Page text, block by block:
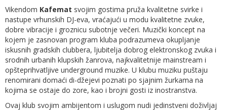
Vikendom Kafemat svojim gostima pruža kvalitetne svirke i
nastupe vrhunskih DJ-eva, vraćajući u modu kvalitetne zvuke,
dobre vibracije i groznicu subotnje večeri. Muzički koncept na
kojem je zasnovan program kluba podrazumeva okupljanje
iskusnih gradskih clubbera, ljubitelja dobrog elektronskog zvuka i
srodnih urbanih klupskih žanrova, najkvalitetnije mainstream i
opšteprihvatljive underground muzike. U klubu muziku puštaju
renomirani domaći di-džejevi poznati po sjajnim žurkama na
kojima se ostaje do zore, kao i brojni gosti iz inostranstva.
Ovaj klub svojim ambijentom i uslugom nudi jedinstveni doživljaj